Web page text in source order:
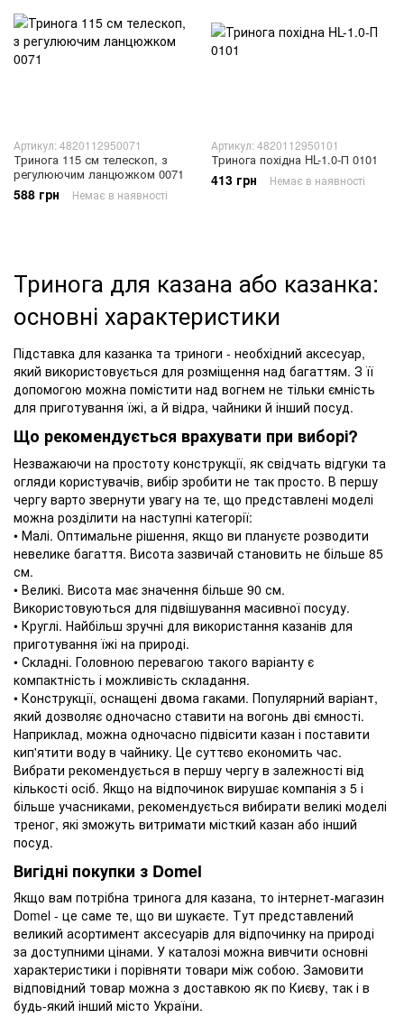
Артикул: 4820112950071
Тринога 115 см телескоп, з
регулюючим ланцюжком 0071
588 грн Немає в наявності
Артикул: 4820112950101
Тринога похідна HL-1.0-П 0101
413 грн Немає в наявності
Тринога для казана або казанка:
основні характеристики
Підставка для казанка та триноги - необхідний аксесуар,
який використовується для розміщення над багаттям. З її
допомогою можна помістити над вогнем не тільки ємність
для приготування їжі, а й відра, чайники й інший посуд.
Що рекомендується врахувати при виборі?
Незважаючи на простоту конструкції, як свідчать відгуки та
огляди користувачів, вибір зробити не так просто. В першу
чергу варто звернути увагу на те, що представлені моделі
можна розділити на наступні категорії:
• Малі. Оптимальне рішення, якщо ви плануєте розводити
невелике багаття. Висота зазвичай становить не більше 85
см.
• Великі. Висота має значення більше 90 см.
Використовуються для підвішування масивної посуду.
• Круглі. Найбільш зручні для використання казанів для
приготування їжі на природі.
• Складні. Головною перевагою такого варіанту є
компактність і можливість складання.
• Конструкції, оснащені двома гаками. Популярний варіант,
який дозволяє одночасно ставити на вогонь дві ємності.
Наприклад, можна одночасно підвісити казан і поставити
кип'ятити воду в чайнику. Це суттєво економить час.
Вибрати рекомендується в першу чергу в залежності від
кількості осіб. Якщо на відпочинок вирушає компанія з 5 і
більше учасниками, рекомендується вибирати великі моделі
треног, які зможуть витримати місткий казан або інший
посуд.
Вигідні покупки з Domel
Якщо вам потрібна тринога для казана, то інтернет-магазин
Domel - це саме те, що ви шукаєте. Тут представлений
великий асортимент аксесуарів для відпочинку на природі
за доступними цінами. У каталозі можна вивчити основні
характеристики і порівняти товари між собою. Замовити
відповідний товар можна з доставкою як по Києву, так і в
будь-який інший місто України.